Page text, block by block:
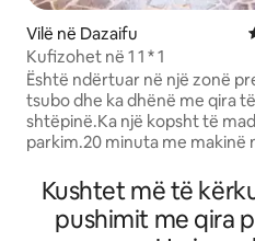
Vilë në Dazaifu
Kufizohet në 1 1 * 1
Është ndërtuar në një zonë
tsubo dhe ka dhënë me qira
shtëpinë.Ka një kopsht të
parkim.20 minuta me makinë
Tenmangu Shrine është 10
me makinë.Qeni ynë i
Vanilja, do të të urojë
Kushtet më të
pushimit me qira